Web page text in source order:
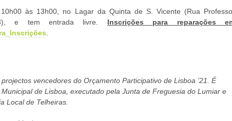
às 13h00, no Lagar da Quinta de S. Vicente (Rua
e tem entrada livre. Inscrições para reparações
vencedores do Orçamento Participativo de Lisboa ’21. É
de Lisboa, executado pela Junta de Freguesia do Lumiar e
Local de Telheiras.